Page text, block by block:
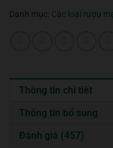
Danh mục: Các loại rượu
Thông tin chi tiết
Thông tin bổ sung
Đánh giá (457)